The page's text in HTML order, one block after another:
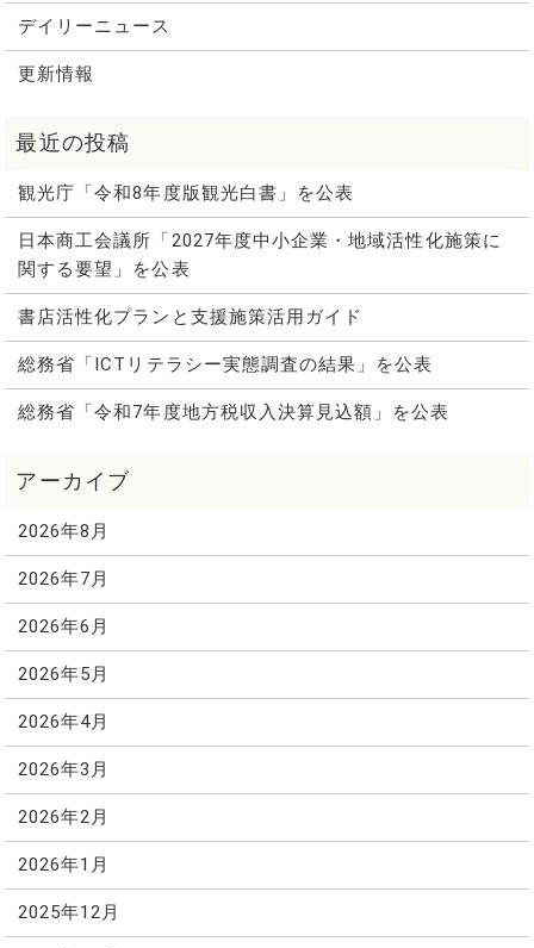
デイリーニュース
更新情報
観光庁「令和8年度版観光白書」を公表
日本商工会議所「2027年度中小企業・地域活性化施策に
関する要望」を公表
書店活性化プランと支援施策活用ガイド
総務省「ICTリテラシー実態調査の結果」を公表
総務省「令和7年度地方税収入決算見込額」を公表
2026年8月
2026年7月
2026年6月
2026年5月
2026年4月
2026年3月
2026年2月
2026年1月
2025年12月